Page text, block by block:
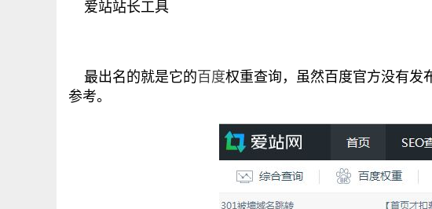
爱站站长工具
最出名的就是它的 百度权重查询，虽然百度官方没有发
参考。